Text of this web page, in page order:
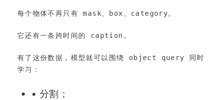
每个物体不再只有 mask、box、category。
它还有一条跨时间的 caption。
有了这份数据，模型就可以围绕 object query 同时
学习：
• 分割；